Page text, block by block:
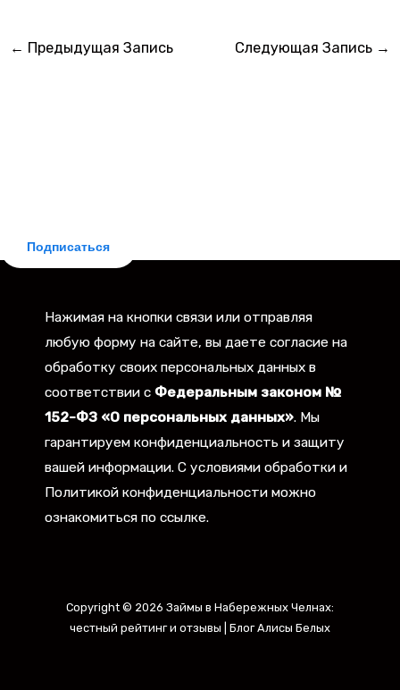
← Предыдущая Запись Следующая Запись →
Подписаться
Нажимая на кнопки связи или отправляя
любую форму на сайте, вы даете согласие на
обработку своих персональных данных в
соответствии с Федеральным законом №
152-ФЗ «О персональных данных». Мы
гарантируем конфиденциальность и защиту
вашей информации. С условиями обработки и
Политикой конфиденциальности можно
ознакомиться по ссылке.
Copyright © 2026 Займы в Набережных Челнах:
честный рейтинг и отзывы | Блог Алисы Белых